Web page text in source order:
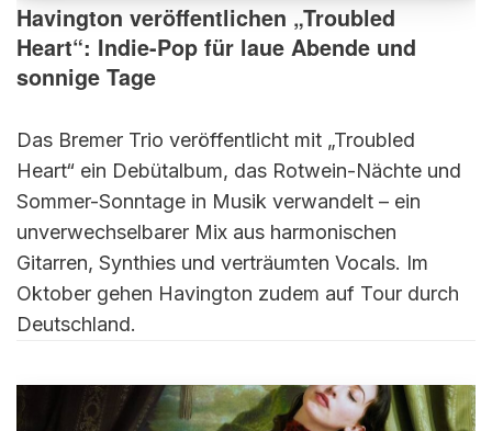
Havington veröffentlichen „Troubled
Heart“: Indie-Pop für laue Abende und
sonnige Tage
Das Bremer Trio veröffentlicht mit „Troubled
Heart“ ein Debütalbum, das Rotwein-Nächte und
Sommer-Sonntage in Musik verwandelt – ein
unverwechselbarer Mix aus harmonischen
Gitarren, Synthies und verträumten Vocals. Im
Oktober gehen Havington zudem auf Tour durch
Deutschland.